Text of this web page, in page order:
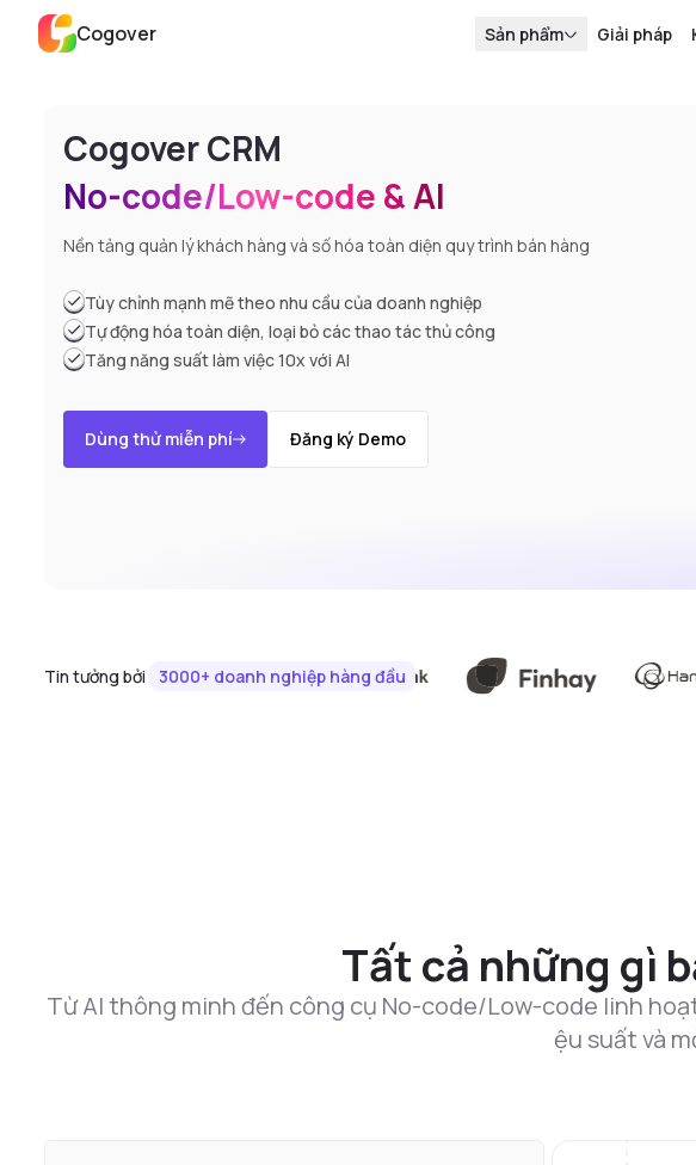
Cogover Sản phẩm Giải pháp
Cogover CRM
No-code/Low-code & AI
Nền tảng quản lý khách hàng và số hóa toàn diện quy trình bán hàng
Tùy chỉnh mạnh mẽ theo nhu cầu của doanh nghiệp
Tự động hóa toàn diện, loại bỏ các thao tác thủ công
Tăng năng suất làm việc 10x với AI
Dùng thử miễn phí Đăng ký Demo
Tin tưởng bởi 3000+ doanh nghiệp hàng đầu
Tất cả những gì
Từ AI thông minh đến công cụ No-code/Low-code linh
ệu suất và